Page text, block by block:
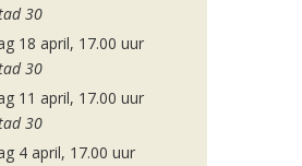
30
18 april, 17.00 uur
30
11 april, 17.00 uur
30
4 april, 17.00 uur